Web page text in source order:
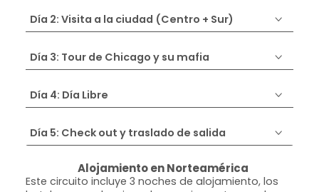
Día 2: Visita a la ciudad (Centro + Sur)
Día 3: Tour de Chicago y su mafia
Día 4: Día Libre
Día 5: Check out y traslado de salida
Alojamiento en Norteamérica
Este circuito incluye 3 noches de alojamiento, los